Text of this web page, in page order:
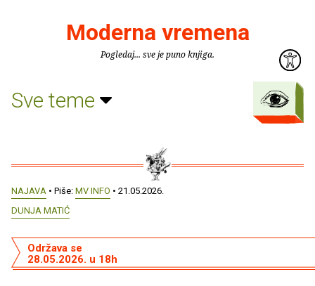
Moderna vremena
Pogledaj... sve je puno knjiga.
Sve teme
NAJAVA • Piše: MV INFO • 21.05.2026.
DUNJA MATIĆ
Održava se
28.05.2026. u 18h